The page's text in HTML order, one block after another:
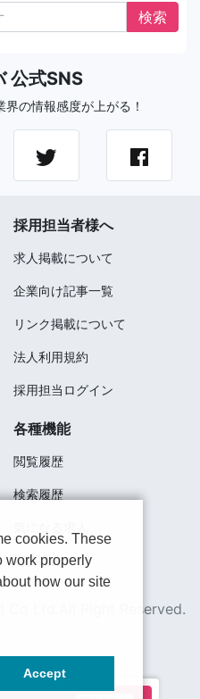
公式SNS
の情報感度が上がる！
採用担当者様へ
求人掲載について
企業向け記事一覧
リンク掲載について
法人利用規約
採用担当ログイン
各種機能
閲覧履歴
検索履歴
応募済み
Co Ltd.All Right Reserved.
cookies. These
work properly
how our site
Accept